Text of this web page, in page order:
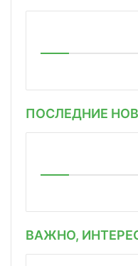
ПОСЛЕДНИЕ
ВАЖНО,